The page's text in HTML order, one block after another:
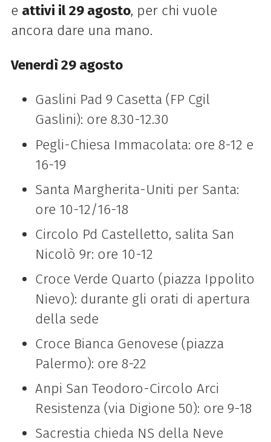
e attivi il 29 agosto, per chi vuole
ancora dare una mano.
Venerdì 29 agosto
Gaslini Pad 9 Casetta (FP Cgil
Gaslini): ore 8.30-12.30
Pegli-Chiesa Immacolata: ore 8-12 e
16-19
Santa Margherita-Uniti per Santa:
ore 10-12/16-18
Circolo Pd Castelletto, salita San
Nicolò 9r: ore 10-12
Croce Verde Quarto (piazza Ippolito
Nievo): durante gli orati di apertura
della sede
Croce Bianca Genovese (piazza
Palermo): ore 8-22
Anpi San Teodoro-Circolo Arci
Resistenza (via Digione 50): ore 9-18
Sacrestia chieda NS della Neve